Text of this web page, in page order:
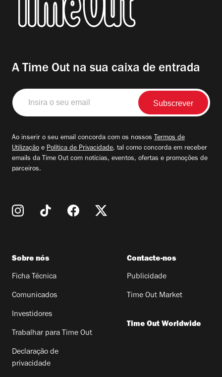
A Time Out na sua caixa de entrada
Insira
o
seu
Ao inserir o seu email concorda com os nossos Termos de
Utilização e Política de Privacidade, tal como concorda em receber
emails da Time Out com notícias, eventos, ofertas e promoções de
parceiros.
Sobre nós
Ficha Técnica
Comunicados
Investidores
Trabalhar para Time Out
Declaração de
privacidade
Contacte-nos
Publicidade
Time Out Market
Time Out Worldwide